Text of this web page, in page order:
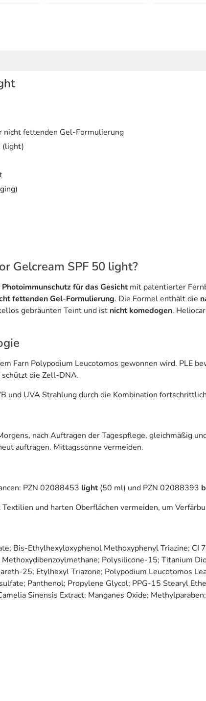
nicht fettenden Gel-Formulierung
(light)
Gelcream SPF 50 light?
für das Gesichtmit patentierter
fettenden Gel-Formulierung. Die Formel enthält die
gebräunten Teint und ist nicht komedogen.
Farn Polypodium Leucotomos gewonnen wird. PLE
die Zell-DNA.
und UVA Strahlung durch die Kombination
nach Auftragen der Tagespflege, gleichmäßig
auftragen. Mittagssonne vermeiden.
PZN 02088453 light(50 ml) und PZN 02088393
und harten Oberflächen vermeiden, um
Bis-Ethylhexyloxyphenol Methoxyphenyl Triazine; CI
Polysilicone-15; Titanium
25; Etylhexyl Triazone; Polypodium Leucotomos
Panthenol; Propylene Glycol; PPG-15 Stearyl
Sinensis Extract; Manganes Oxide;